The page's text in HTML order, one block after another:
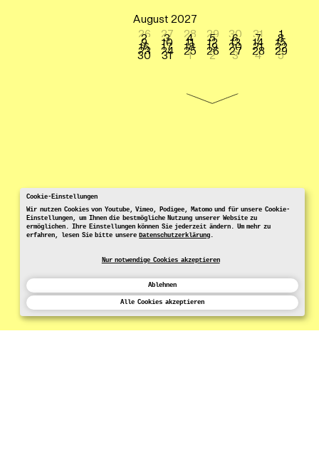
Cookie-Einstellungen
Wir nutzen Cookies von Youtube, Vimeo, Podigee, Matomo und für unsere Cookie-
Einstellungen, um Ihnen die bestmögliche Nutzung unserer Website zu
ermöglichen. Ihre Einstellungen können Sie jederzeit ändern. Um mehr zu
erfahren, lesen Sie bitte unsereDatenschutzerklärung.
Nur notwendige Cookies akzeptieren
Ablehnen
Alle Cookies akzeptieren
August 2027
26
27 28 29 30 31 1
2 3 4 5 6 7 8
9 10 11 12 13 14 15
16 17 18 19 20 21 22
23 24 25 26 27 28 29
30 31 1 2 3 4 5